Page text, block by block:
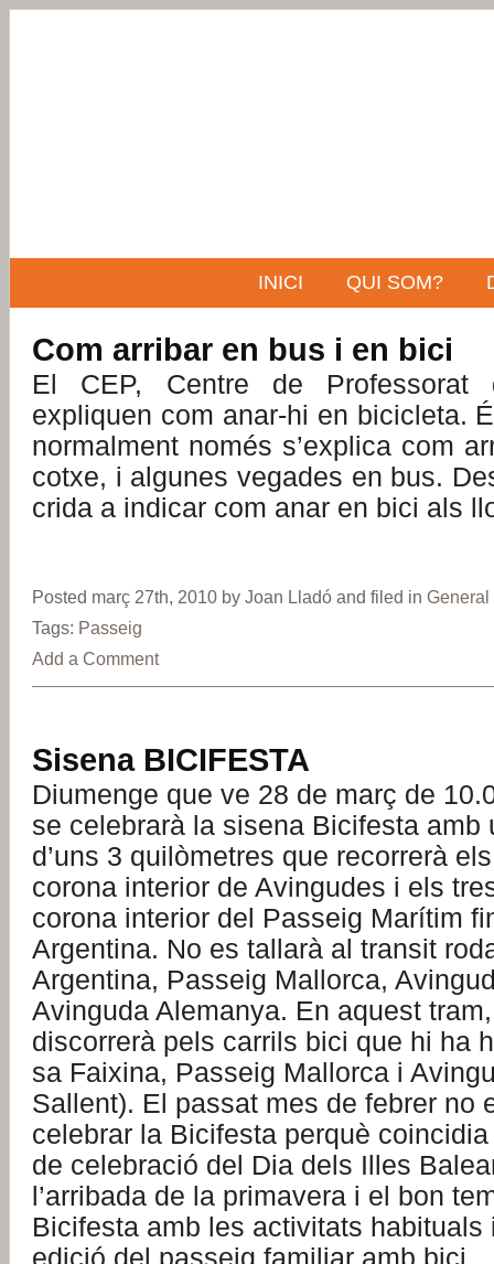
INICI QUI SOM?
Com arribar en bus i en bici
El CEP, Centre de Professorat
expliquen com anar-hi en bicicleta.
normalment només s’explica com
cotxe, i algunes vegades en bus.
crida a indicar com anar en bici als
Posted març 27th, 2010 by Joan Lladó and filed in General
Tags: Passeig
Add a Comment
Sisena BICIFESTA
Diumenge que ve 28 de març de
se celebrarà la sisena Bicifesta amb
d’uns 3 quilòmetres que recorrerà
corona interior de Avingudes i els
corona interior del Passeig Marítim
Argentina. No es tallarà al transit
Argentina, Passeig Mallorca,
Avinguda Alemanya. En aquest
discorrerà pels carrils bici que hi ha
sa Faixina, Passeig Mallorca i
Sallent). El passat mes de febrer no
celebrar la Bicifesta perquè
de celebració del Dia dels Illes
l’arribada de la primavera i el bon
Bicifesta amb les activitats habituals
edició del passeig familiar amb bici.